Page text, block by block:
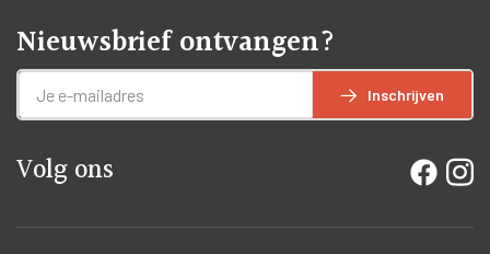
Nieuwsbrief ontvangen?
Inschrijven
Volg ons